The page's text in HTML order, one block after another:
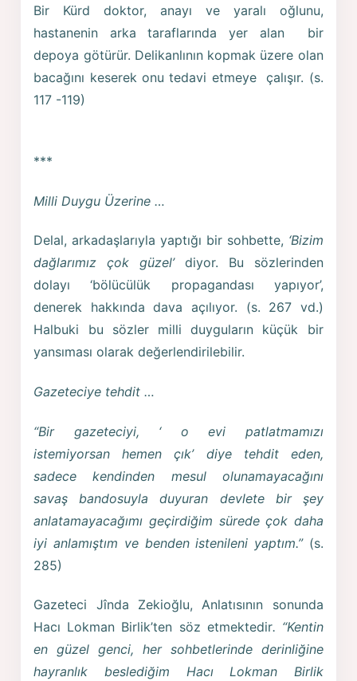
Bir Kürd doktor, anayı ve yaralı oğlunu,
hastanenin arka taraflarında yer alan bir
depoya götürür. Delikanlının kopmak üzere olan
bacağını keserek onu tedavi etmeye çalışır. (s.
117 -119)
***
Milli Duygu Üzerine …
Delal, arkadaşlarıyla yaptığı bir sohbette, ‘Bizim
dağlarımız çok güzel’diyor. Bu sözlerinden
dolayı ‘bölücülük propagandası yapıyor’,
denerek hakkında dava açılıyor. (s. 267 vd.)
Halbuki bu sözler milli duyguların küçük bir
yansıması olarak değerlendirilebilir.
Gazeteciye tehdit …
“Bir gazeteciyi, ‘ o evi patlatmamızı
istemiyorsan hemen çık’ diye tehdit eden,
sadece kendinden mesul olunamayacağını
savaş bandosuyla duyuran devlete bir şey
anlatamayacağımı geçirdiğim sürede çok daha
iyi anlamıştım ve benden istenileni yaptım.”(s.
285)
Gazeteci Jînda Zekioğlu, Anlatısının sonunda
Hacı Lokman Birlik’ten söz etmektedir. “Kentin
en güzel genci, her sohbetlerinde derinliğine
hayranlık beslediğim Hacı Lokman Birlik